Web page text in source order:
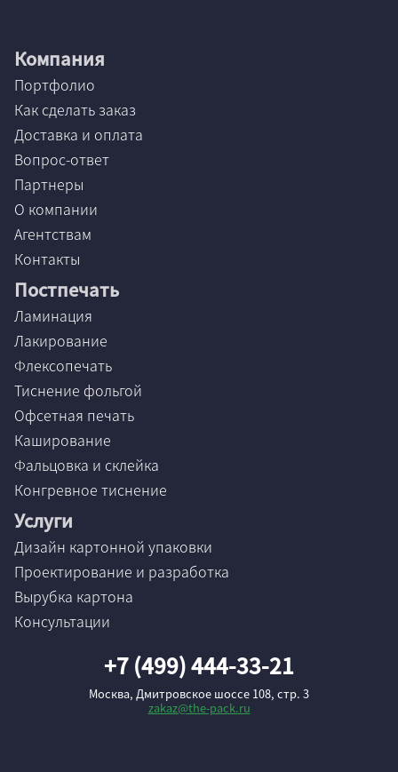
Да
Нет
Неважно
Да
Нет
Неважно
Да
Нет
Неважно
Да
Нет
Неважно
Нет
Компания
Портфолио
Как сделать заказ
Доставка и оплата
Вопрос-ответ
Партнеры
О компании
Агентствам
Контакты
Постпечать
Ламинация
Лакирование
Флексопечать
Тиснение фольгой
Офсетная печать
Каширование
Фальцовка и склейка
Конгревное тиснение
Услуги
Дизайн картонной упаковки
Проектирование и разработка
Вырубка картона
Консультации
+7 (499) 444-33-21
Москва, Дмитровское шоссе 108, стр. 3
zakaz@the-pack.ru